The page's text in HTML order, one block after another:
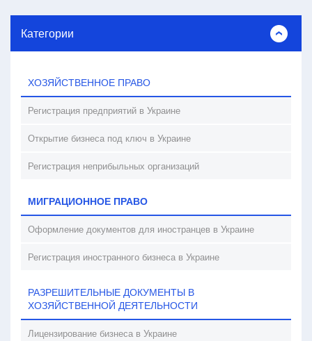
Категории
ХОЗЯЙСТВЕННОЕ ПРАВО
Регистрация предприятий в Украине
Открытие бизнеса под ключ в Украине
Регистрация неприбыльных организаций
МИГРАЦИОННОЕ ПРАВО
Оформление документов для иностранцев в Украине
Регистрация иностранного бизнеса в Украине
РАЗРЕШИТЕЛЬНЫЕ ДОКУМЕНТЫ В
ХОЗЯЙСТВЕННОЙ ДЕЯТЕЛЬНОСТИ
Лицензирование бизнеса в Украине